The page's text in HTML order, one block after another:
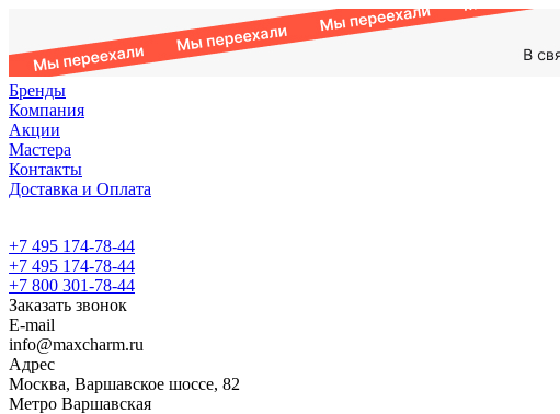
Бренды
Компания
Акции
Мастера
Контакты
Доставка и Оплата
+7 495 174-78-44
+7 495 174-78-44
+7 800 301-78-44
Заказать звонок
E-mail
info@maxcharm.ru
Адрес
Москва, Варшавское шоссе, 82
Метро Варшавская